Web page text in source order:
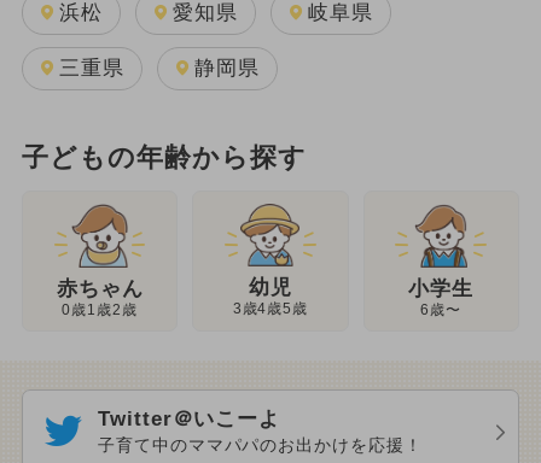
浜松 愛知県 岐阜県
三重県 静岡県
子どもの年齢から探す
赤ちゃん
0歳1歳2歳
幼児
3歳4歳5歳
小学生
6歳〜
Twitter＠いこーよ
子育て中のママパパのお出かけを応援！